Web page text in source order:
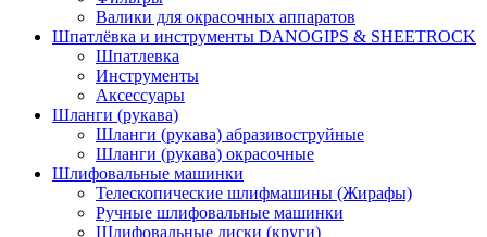
Валики для окрасочных аппаратов
Шпатлёвка и инструменты DANOGIPS & SHEETROCK
Шпатлевка
Инструменты
Аксессуары
Шланги (рукава)
Шланги (рукава) абразивоструйные
Шланги (рукава) окрасочные
Шлифовальные машинки
Телескопические шлифмашины (Жирафы)
Ручные шлифовальные машинки
Шлифовальные диски (круги)